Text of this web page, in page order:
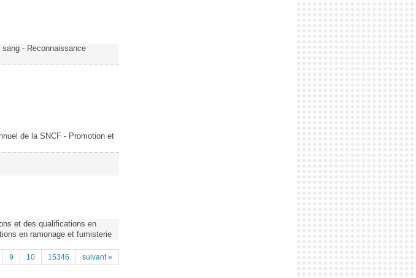
- Reconnaissance
de la SNCF - Promotion et
et des qualifications en
en ramonage et fumisterie
9 10 15346 suivant »